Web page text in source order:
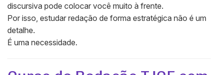
discursiva pode colocar você muito à frente.
Por isso, estudar redação de forma estratégica não é um
detalhe.
É uma necessidade.